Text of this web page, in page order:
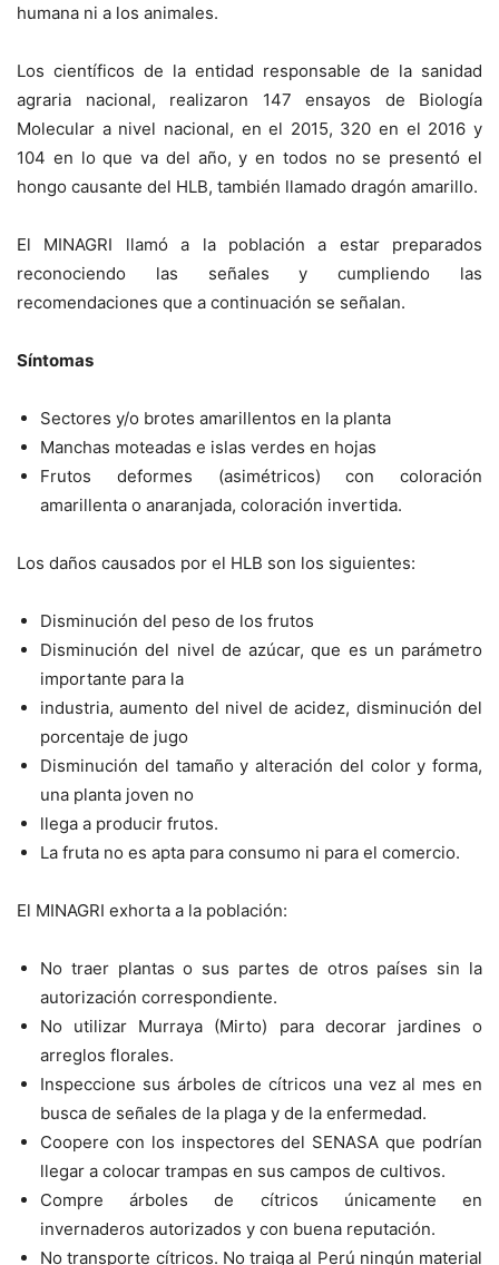
humana ni a los animales.
Los científicos de la entidad responsable de la sanidad
agraria nacional, realizaron 147 ensayos de Biología
Molecular a nivel nacional, en el 2015, 320 en el 2016 y
104 en lo que va del año, y en todos no se presentó el
hongo causante del HLB, también llamado dragón amarillo.
El MINAGRI llamó a la población a estar preparados
reconociendo las señales y cumpliendo las
recomendaciones que a continuación se señalan.
Síntomas
Sectores y/o brotes amarillentos en la planta
Manchas moteadas e islas verdes en hojas
Frutos deformes (asimétricos) con coloración
amarillenta o anaranjada, coloración invertida.
Los daños causados por el HLB son los siguientes:
Disminución del peso de los frutos
Disminución del nivel de azúcar, que es un parámetro
importante para la
industria, aumento del nivel de acidez, disminución del
porcentaje de jugo
Disminución del tamaño y alteración del color y forma,
una planta joven no
llega a producir frutos.
La fruta no es apta para consumo ni para el comercio.
El MINAGRI exhorta a la población:
No traer plantas o sus partes de otros países sin la
autorización correspondiente.
No utilizar Murraya (Mirto) para decorar jardines o
arreglos florales.
Inspeccione sus árboles de cítricos una vez al mes en
busca de señales de la plaga y de la enfermedad.
Coopere con los inspectores del SENASA que podrían
llegar a colocar trampas en sus campos de cultivos.
Compre árboles de cítricos únicamente en
invernaderos autorizados y con buena reputación.
No transporte cítricos. No traiga al Perú ningún material